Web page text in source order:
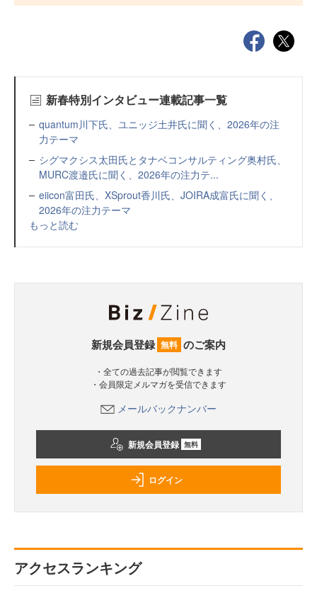
新春特別インタビュー連載記事一覧
quantum川下氏、ユニッジ土井氏に聞く、2026年の注
力テーマ
シグマクシス太田氏とタナベコンサルティング奥村氏、
MURC渡邉氏に聞く、2026年の注力テ...
eiicon富田氏、XSprout香川氏、JOIRA成富氏に聞く、
2026年の注力テーマ
もっと読む
新規会員登録 無料 のご案内
・全ての過去記事が閲覧できます
・会員限定メルマガを受信できます
メールバックナンバー
新規会員登録 無料
ログイン
アクセスランキング